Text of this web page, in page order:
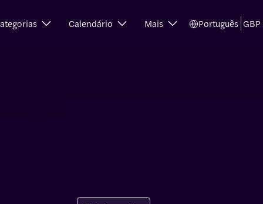
Calendário Mais Português GBP